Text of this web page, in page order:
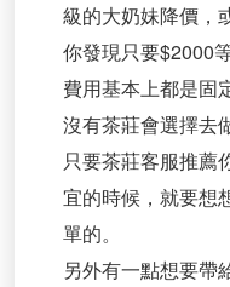
級的大奶妹降價，
你發現只要$2000
費用基本上都是固
沒有茶莊會選擇去
只要茶莊客服推薦
宜的時候，就要想
單的。
另外有一點想要帶